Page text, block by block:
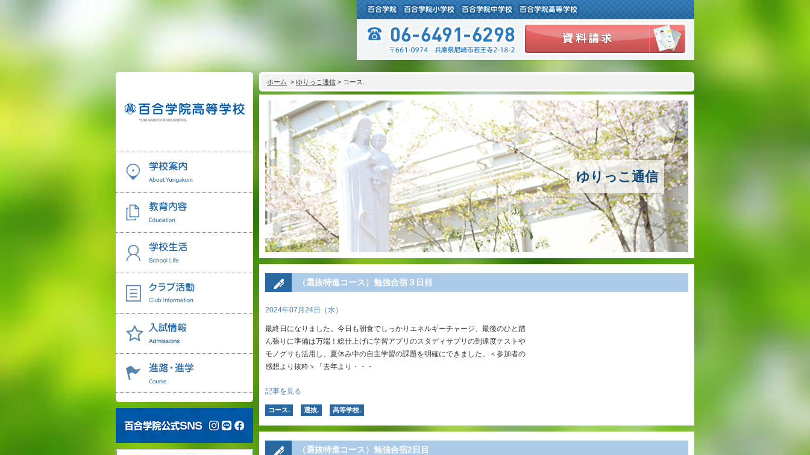
ホーム > ゆりっこ通信 > コース.
ゆりっこ通信
（選抜特進コース）勉強合宿３日目
2024年07月24日（水）
最終日になりました。今日も朝食でしっかりエネルギーチャージ、最後のひと踏
ん張りに準備は万端！総仕上げに学習アプリのスタディサプリの到達度テストや
モノグサも活用し、夏休み中の自主学習の課題を明確にできました。＜参加者の
感想より抜粋＞「去年より・・・
記事を見る
コース. 選抜. 高等学校.
（選抜特進コース）勉強合宿2日目
ご挨拶
アクセスマップ
沿革
百合学院の３つの教育
アカデミックリサーチコース
キャリアリサーチコース
充実のフォローアップ体制
英語教育
制服紹介